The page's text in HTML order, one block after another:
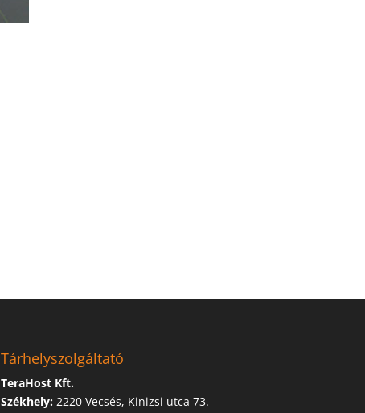
Tárhelyszolgáltató
TeraHost Kft.
Székhely: 2220 Vecsés, Kinizsi utca 73.